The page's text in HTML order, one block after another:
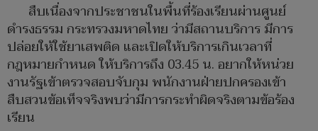
สืบเนื่องจากประชาชนในพื้นที่ร้องเรียนผ่านศูนย์
ดำรงธรรม กระทรวงมหาดไทย ว่ามีสถานบริการ มีการ
ปล่อยให้ใช้ยาเสพติด และเปิดให้บริการเกินเวลาที่
กฎหมายกำหนด ให้บริการถึง 03.45 น. อยากให้หน่วย
งานรัฐเข้าตรวจสอบจับกุม พนักงานฝ่ายปกครองเข้า
สืบสวนข้อเท็จจริงพบว่ามีการกระทำผิดจริงตามข้อร้อง
เรียน